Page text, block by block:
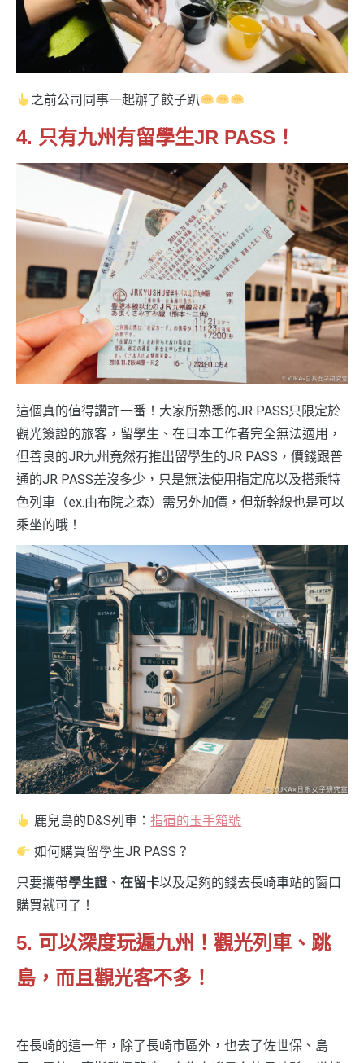
之前公司同事一起辦了餃子趴
4. 只有九州有留學生JR PASS！
這個真的值得讚許一番！大家所熟悉的JR PASS只限定於
觀光簽證的旅客，留學生、在日本工作者完全無法適用，
但善良的JR九州竟然有推出留學生的JR PASS，價錢跟普
通的JR PASS差沒多少，只是無法使用指定席以及搭乘特
色列車（ex.由布院之森）需另外加價，但新幹線也是可以
乘坐的哦！
鹿兒島的D&S列車：指宿的玉手箱號
如何購買留學生JR PASS？
只要攜帶學生證 、 在留卡以及足夠的錢去長崎車站的窗口
購買就可了！
5. 可以深度玩遍九州！觀光列車、跳
島，而且觀光客不多！
在長崎的這一年，除了長崎市區外，也去了佐世保、島